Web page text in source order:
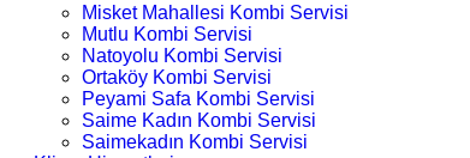
Misket Mahallesi Kombi Servisi
Mutlu Kombi Servisi
Natoyolu Kombi Servisi
Ortaköy Kombi Servisi
Peyami Safa Kombi Servisi
Saime Kadın Kombi Servisi
Saimekadın Kombi Servisi